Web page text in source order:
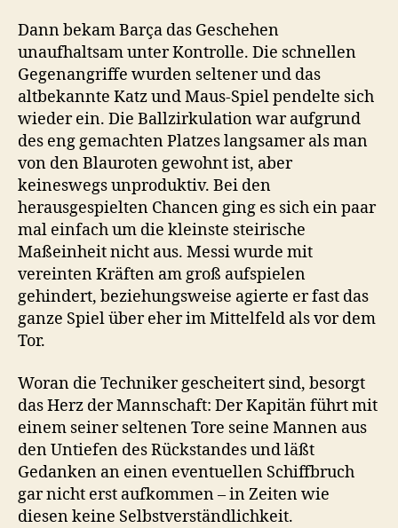
Dann bekam Barça das Geschehen
unaufhaltsam unter Kontrolle. Die schnellen
Gegenangriffe wurden seltener und das
altbekannte Katz und Maus-Spiel pendelte sich
wieder ein. Die Ballzirkulation war aufgrund
des eng gemachten Platzes langsamer als man
von den Blauroten gewohnt ist, aber
keineswegs unproduktiv. Bei den
herausgespielten Chancen ging es sich ein paar
mal einfach um die kleinste steirische
Maßeinheit nicht aus. Messi wurde mit
vereinten Kräften am groß aufspielen
gehindert, beziehungsweise agierte er fast das
ganze Spiel über eher im Mittelfeld als vor dem
Tor.
Woran die Techniker gescheitert sind, besorgt
das Herz der Mannschaft: Der Kapitän führt mit
einem seiner seltenen Tore seine Mannen aus
den Untiefen des Rückstandes und läßt
Gedanken an einen eventuellen Schiffbruch
gar nicht erst aufkommen – in Zeiten wie
diesen keine Selbstverständlichkeit.